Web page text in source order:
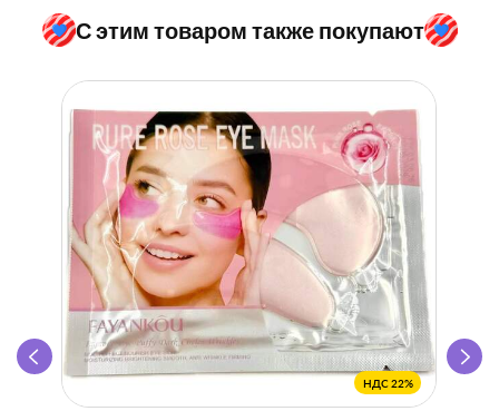
С этим товаром также покупают
НДС 22%